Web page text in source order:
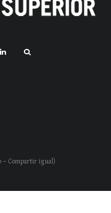
– Compartir igual)